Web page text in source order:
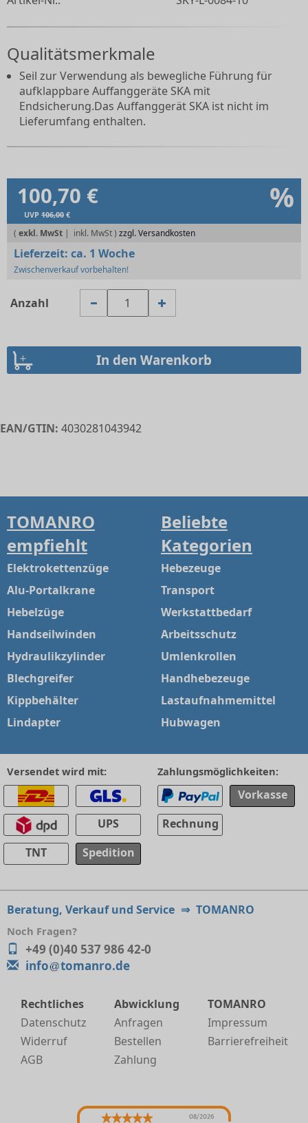
Qualitätsmerkmale
Seil zur Verwendung als bewegliche Führung für
aufklappbare Auffanggeräte SKA mit
Endsicherung.Das Auffanggerät SKA ist nicht im
Lieferumfang enthalten.
100,70 € %
UVP 106,00 €
( exkl. MwSt | zzgl. Versandkosten
Lieferzeit: ca. 1 Woche
Zwischenverkauf vorbehalten!
Anzahl
EAN/GTIN: 4030281043942
TOMANRO
empfiehlt
Elektrokettenzüge
Alu-Portalkrane
Hebelzüge
Handseilwinden
Hydraulikzylinder
Blechgreifer
Kippbehälter
Lindapter
Beliebte
Kategorien
Hebezeuge
Transport
Werkstattbedarf
Arbeitsschutz
Umlenkrollen
Handhebezeuge
Lastaufnahmemittel
Hubwagen
Versendet wird mit:
UPS
TNT
Spedition
Zahlungsmöglichkeiten:
Vorkasse
Rechnung
Beratung, Verkauf und Service ⇒ TOMANRO
Noch Fragen?
+49 (0)40 537 986 42-0
info
tomanro.de
Rechtliches
Datenschutz
Widerruf
AGB
Abwicklung
Anfragen
Bestellen
Zahlung
TOMANRO
Impressum
Barrierefreiheit
08/2026